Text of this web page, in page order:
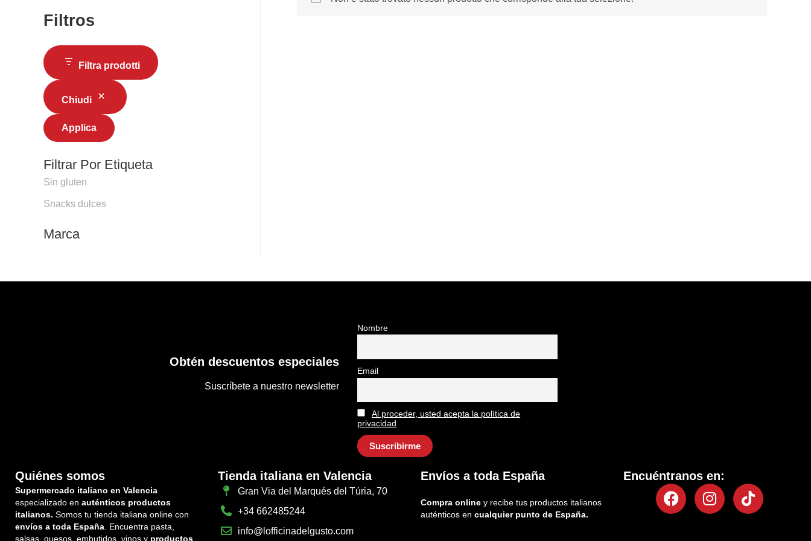
Filtros
Filtra prodotti
Chiudi
Applica
Filtrar Por Etiqueta
Sin gluten
Snacks dulces
Marca
Obtén descuentos especiales
Suscríbete a nuestro newsletter
Nombre
Email
Al proceder, usted acepta la política de
privacidad
Quiénes somos
Supermercado italiano en Valencia
especializado en auténticos productos
italianos. Somos tu tienda italiana online con
envíos a toda España . Encuentra pasta,
salsas, quesos, embutidos, vinos y productos
Tienda italiana en Valencia
Gran Via del Marqués del Túria, 70
+34 662485244
info@lofficinadelgusto.com
Envíos a toda España
Compra online y recibe tus productos italianos
auténticos en cualquier punto de España.
Encuéntranos en:
FacebookInstagram
Tiktok